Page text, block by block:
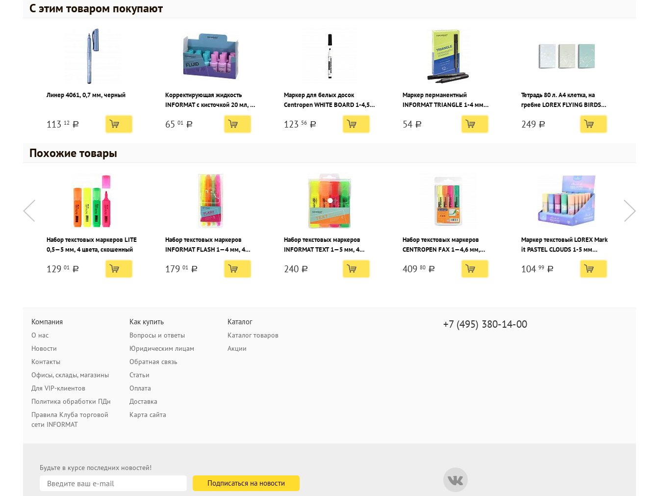
С этим товаром покупают
Линер 4061, 0,7 мм, черный
113 12 a
Корректирующая жидкость
INFORMAT с кисточкой 20 мл, на
основе растворителя
65 01 a
Маркер для белых досок
Centropen WHITE BOARD 1-4,5
мм черный, скошенный
наконечник
123 56 a
Маркер перманентный
INFORMAT TRIANGLE 1-4 мм
черный, круглый наконечник
54 a
Тетрадь 80 л. А4 клетка, на
гребне LOREX FLYING BIRDS
офсет, мелованный картон,
матовая ламинация, эмбоссинг,
249 a
Похожие товары
Набор текстовых маркеров LITE
0,5—5 мм, 4 цвета, скошенный
129 01 a
Набор текстовых маркеров
INFORMAT FLASH 1—4 мм, 4
179 01 a
Набор текстовых маркеров
INFORMAT TEXT 1—5 мм, 4
240 a
Набор текстовых маркеров
CENTROPEN FAX 1—4,6 мм,
ассорти скошенный 4 цвета
409 80 a
Маркер текстовый LOREX Mark
it PASTEL CLOUDS 1-5 мм
ассорти пастель, скошенный
104 99 a
Компания
О нас
Новости
Контакты
Офисы, склады, магазины
Для VIP-клиентов
Политика обработки ПДн
Правила Клуба торговой
сети INFORMAT
Как купить
Вопросы и ответы
Юридическим лицам
Обратная связь
Статьи
Оплата
Доставка
Карта сайта
Каталог
Каталог товаров
Акции
+7 (495) 380-14-00
Будьте в курсе последних новостей!